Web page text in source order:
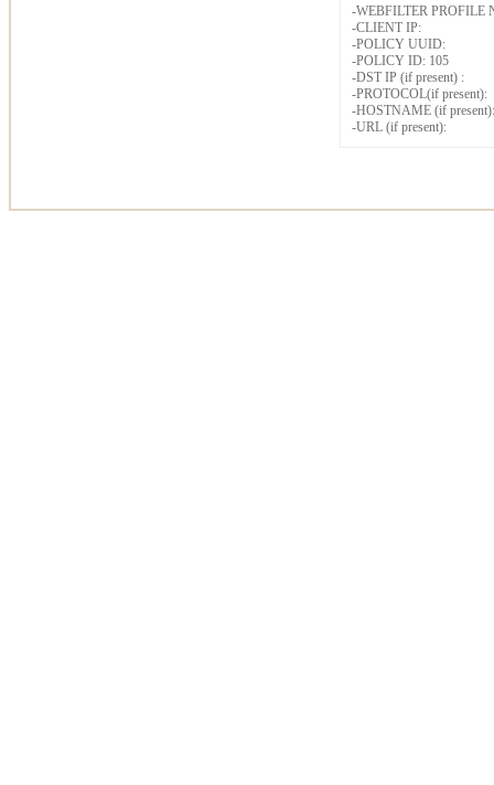
-WEBFILTER PROFILE
-CLIENT IP:
-POLICY UUID:
-POLICY ID: 105
-DST IP (if present) :
-PROTOCOL(if present):
-HOSTNAME (if present):
-URL (if present):